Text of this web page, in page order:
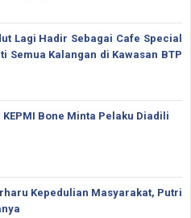
Lagi Hadir Sebagai Cafe Special
Semua Kalangan di Kawasan BTP
KEPMI Bone Minta Pelaku Diadili
Kepedulian Masyarakat, Putri